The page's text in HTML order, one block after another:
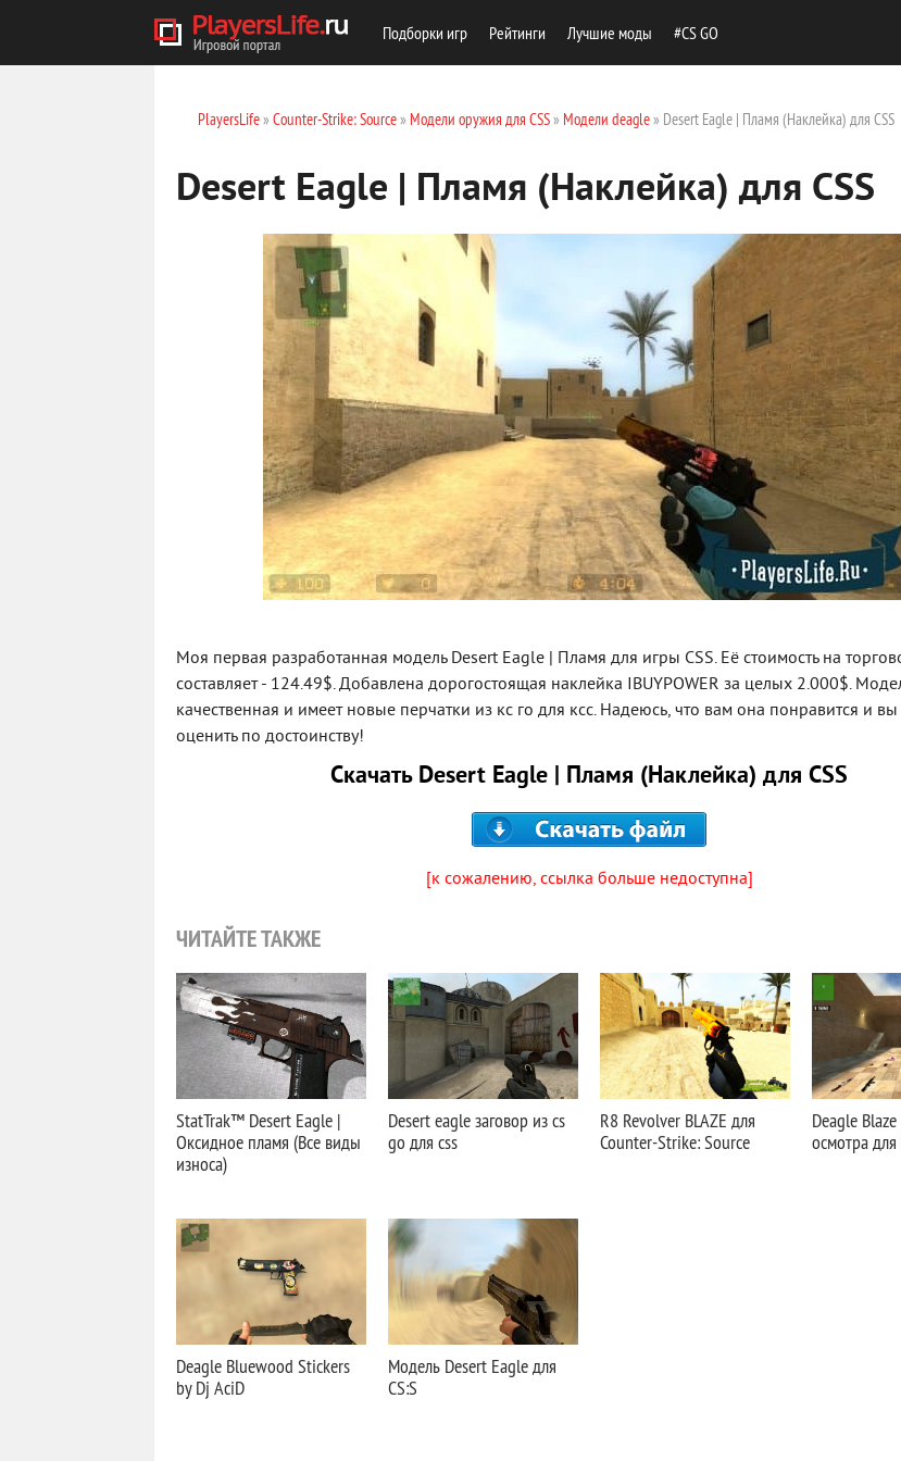
Подборки игр Рейтинги Лучшие моды #CS GO
PlayersLife» Counter-Strike: Source» Модели оружия для CSS» Модели deagle» Desert Eagle | Пламя (Наклейка) для CSS
Desert Eagle | Пламя (Наклейка) для CSS
Моя первая разработанная модель Desert Eagle | Пламя для игры CSS. Её стоимость на
составляет - 124.49$. Добавлена дорогостоящая наклейка IBUYPOWER за целых 2.000$.
качественная и имеет новые перчатки из кс го для ксс. Надеюсь, что вам она понравится и
оценить по достоинству!
Скачать Desert Eagle | Пламя (Наклейка) для CSS
[к сожалению, ссылка больше недоступна]
ЧИТАЙТЕ ТАКЖЕ
StatTrak™ Desert Eagle |
Оксидное пламя (Все виды
износа)
Desert eagle заговор из cs
go для css
R8 Revolver BLAZE для
Counter-Strike: Source
Deagle
осмотра для
Deagle Bluewood Stickers
by Dj AciD
Модель Desert Eagle для
CS:S